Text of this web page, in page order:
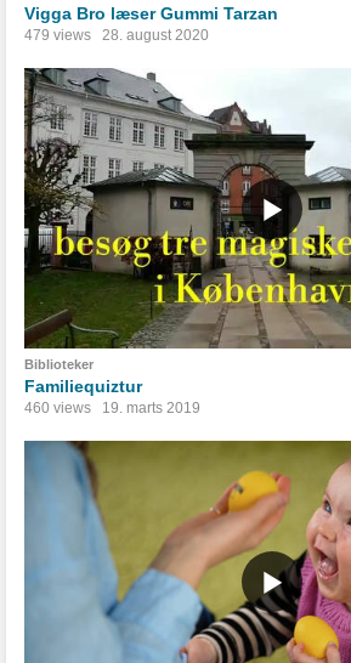
Vigga Bro læser Gummi Tarzan
479 views 28. august 2020
Biblioteker
Familiequiztur
460 views 19. marts 2019